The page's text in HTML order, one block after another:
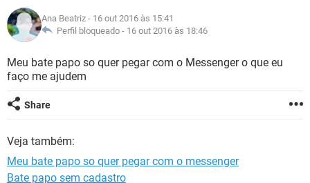
INSTAGRAM
GUIA DE COMPRAS
OUTLOOK EXCEL
INSTAGRAM
GUIA DE COMPRAS
JOGOS
CELULAR FACEBOOK
INSTAGRAM
GUIA DE COMPRAS
GLOSSÁRIO
JOGOS
CELULAR FACEBOOK
INSTAGRAM
GUIA DE COMPRAS
Ana Beatriz - 16 out 2016 às 15:41
Perfil bloqueado - 16 out 2016 às 18:46
Meu bate papo so quer pegar com o Messenger o que eu
faço me ajudem
Share
Veja também:
Meu bate papo so quer pegar com o messenger
Bate papo sem cadastro